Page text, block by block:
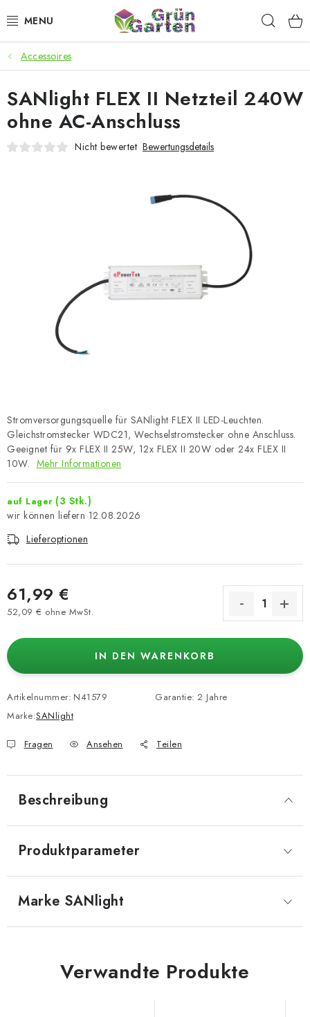
Inhalt
ANGEBOTE
LED PFLANZENLAMPEN
ANBAUBEDARF FÜR DEN HEIMANBAU
Geschäftsbewertung Kaufberatung AGB
Blog
Datenschutzerklärung Impressum
Accessoires
Stromversorgungsquelle für SANlight FLEX II LED-Leuchten.
Gleichstromstecker WDC21, Wechselstromstecker ohne Anschluss.
Geeignet für 9x FLEX II 25W, 12x FLEX II 20W oder 24x FLEX II
10W. Mehr Informationen
auf Lager (3 Stk.)
12.08.2026
Lieferoptionen
61,99 €
52,09 € ohne MwSt.
IN DEN WARENKORB
Artikelnummer: N41579
Marke:SANlight
Garantie: 2 Jahre
Fragen Ansehen Teilen
SANlight FLEX II Netzteil 240W
ohne AC-Anschluss
Nicht bewertet Bewertungsdetails
Beschreibung
Produktparameter
Marke SANlight
Verwandte Produkte